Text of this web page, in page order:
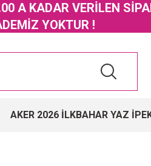
A KADAR VERİLEN
YOKTUR !
AKER 2026 İLKBAHAR YAZ